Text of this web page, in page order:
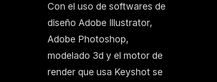
Con el uso de softwares de
diseño Adobe Illustrator,
Adobe Photoshop,
modelado 3d y el motor de
render que usa Keyshot se